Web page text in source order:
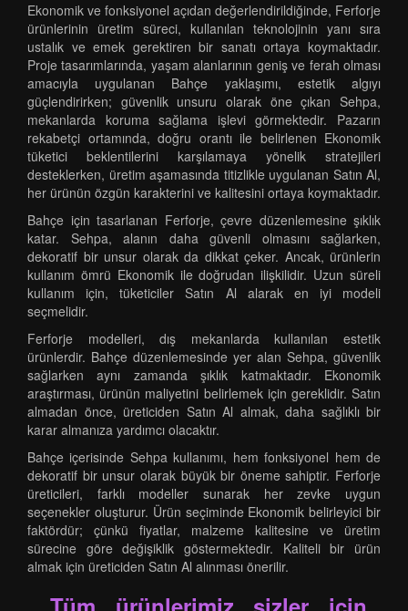
Ekonomik ve fonksiyonel açıdan değerlendirildiğinde, Ferforje
ürünlerinin üretim süreci, kullanılan teknolojinin yanı sıra
ustalık ve emek gerektiren bir sanatı ortaya koymaktadır.
Proje tasarımlarında, yaşam alanlarının geniş ve ferah olması
amacıyla uygulanan Bahçe yaklaşımı, estetik algıyı
güçlendirirken; güvenlik unsuru olarak öne çıkan Sehpa,
mekanlarda koruma sağlama işlevi görmektedir. Pazarın
rekabetçi ortamında, doğru orantı ile belirlenen Ekonomik
tüketici beklentilerini karşılamaya yönelik stratejileri
desteklerken, üretim aşamasında titizlikle uygulanan Satın Al,
her ürünün özgün karakterini ve kalitesini ortaya koymaktadır.
Bahçe için tasarlanan Ferforje, çevre düzenlemesine şıklık
katar. Sehpa, alanın daha güvenli olmasını sağlarken,
dekoratif bir unsur olarak da dikkat çeker. Ancak, ürünlerin
kullanım ömrü Ekonomik ile doğrudan ilişkilidir. Uzun süreli
kullanım için, tüketiciler Satın Al alarak en iyi modeli
seçmelidir.
Ferforje modelleri, dış mekanlarda kullanılan estetik
ürünlerdir. Bahçe düzenlemesinde yer alan Sehpa, güvenlik
sağlarken aynı zamanda şıklık katmaktadır. Ekonomik
araştırması, ürünün maliyetini belirlemek için gereklidir. Satın
almadan önce, üreticiden Satın Al almak, daha sağlıklı bir
karar almanıza yardımcı olacaktır.
Bahçe içerisinde Sehpa kullanımı, hem fonksiyonel hem de
dekoratif bir unsur olarak büyük bir öneme sahiptir. Ferforje
üreticileri, farklı modeller sunarak her zevke uygun
seçenekler oluşturur. Ürün seçiminde Ekonomik belirleyici bir
faktördür; çünkü fiyatlar, malzeme kalitesine ve üretim
sürecine göre değişiklik göstermektedir. Kaliteli bir ürün
almak için üreticiden Satın Al alınması önerilir.